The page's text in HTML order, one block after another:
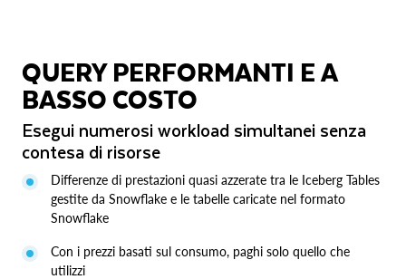
QUERY PERFORMANTI E A
BASSO COSTO
Esegui numerosi workload simultanei senza
contesa di risorse
Differenze di prestazioni quasi azzerate tra le Iceberg Tables
gestite da Snowflake e le tabelle caricate nel formato
Snowflake
Con i prezzi basati sul consumo, paghi solo quello che
utilizzi